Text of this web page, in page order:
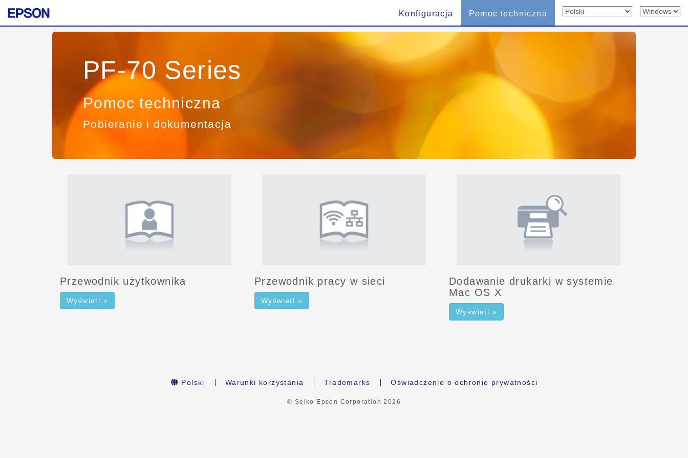
Konfiguracja Pomoc techniczna
PF-70 Series
Pomoc techniczna
Pobieranie i dokumentacja
Przewodnik użytkownika
Wyświetl »
Przewodnik pracy w sieci
Wyświetl »
Dodawanie drukarki w systemie
Mac OS X
Wyświetl »
Polski Warunki korzystania Trademarks Oświadczenie o ochronie prywatności
© Seiko Epson Corporation 2026